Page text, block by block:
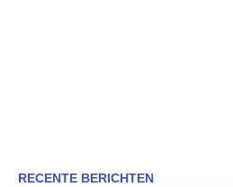
RECENTE BERICHTEN